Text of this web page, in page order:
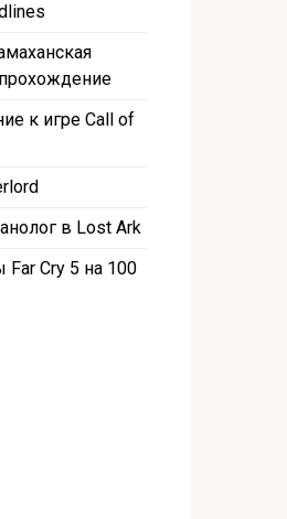
к игре Call of
в Lost Ark
Cry 5 на 100